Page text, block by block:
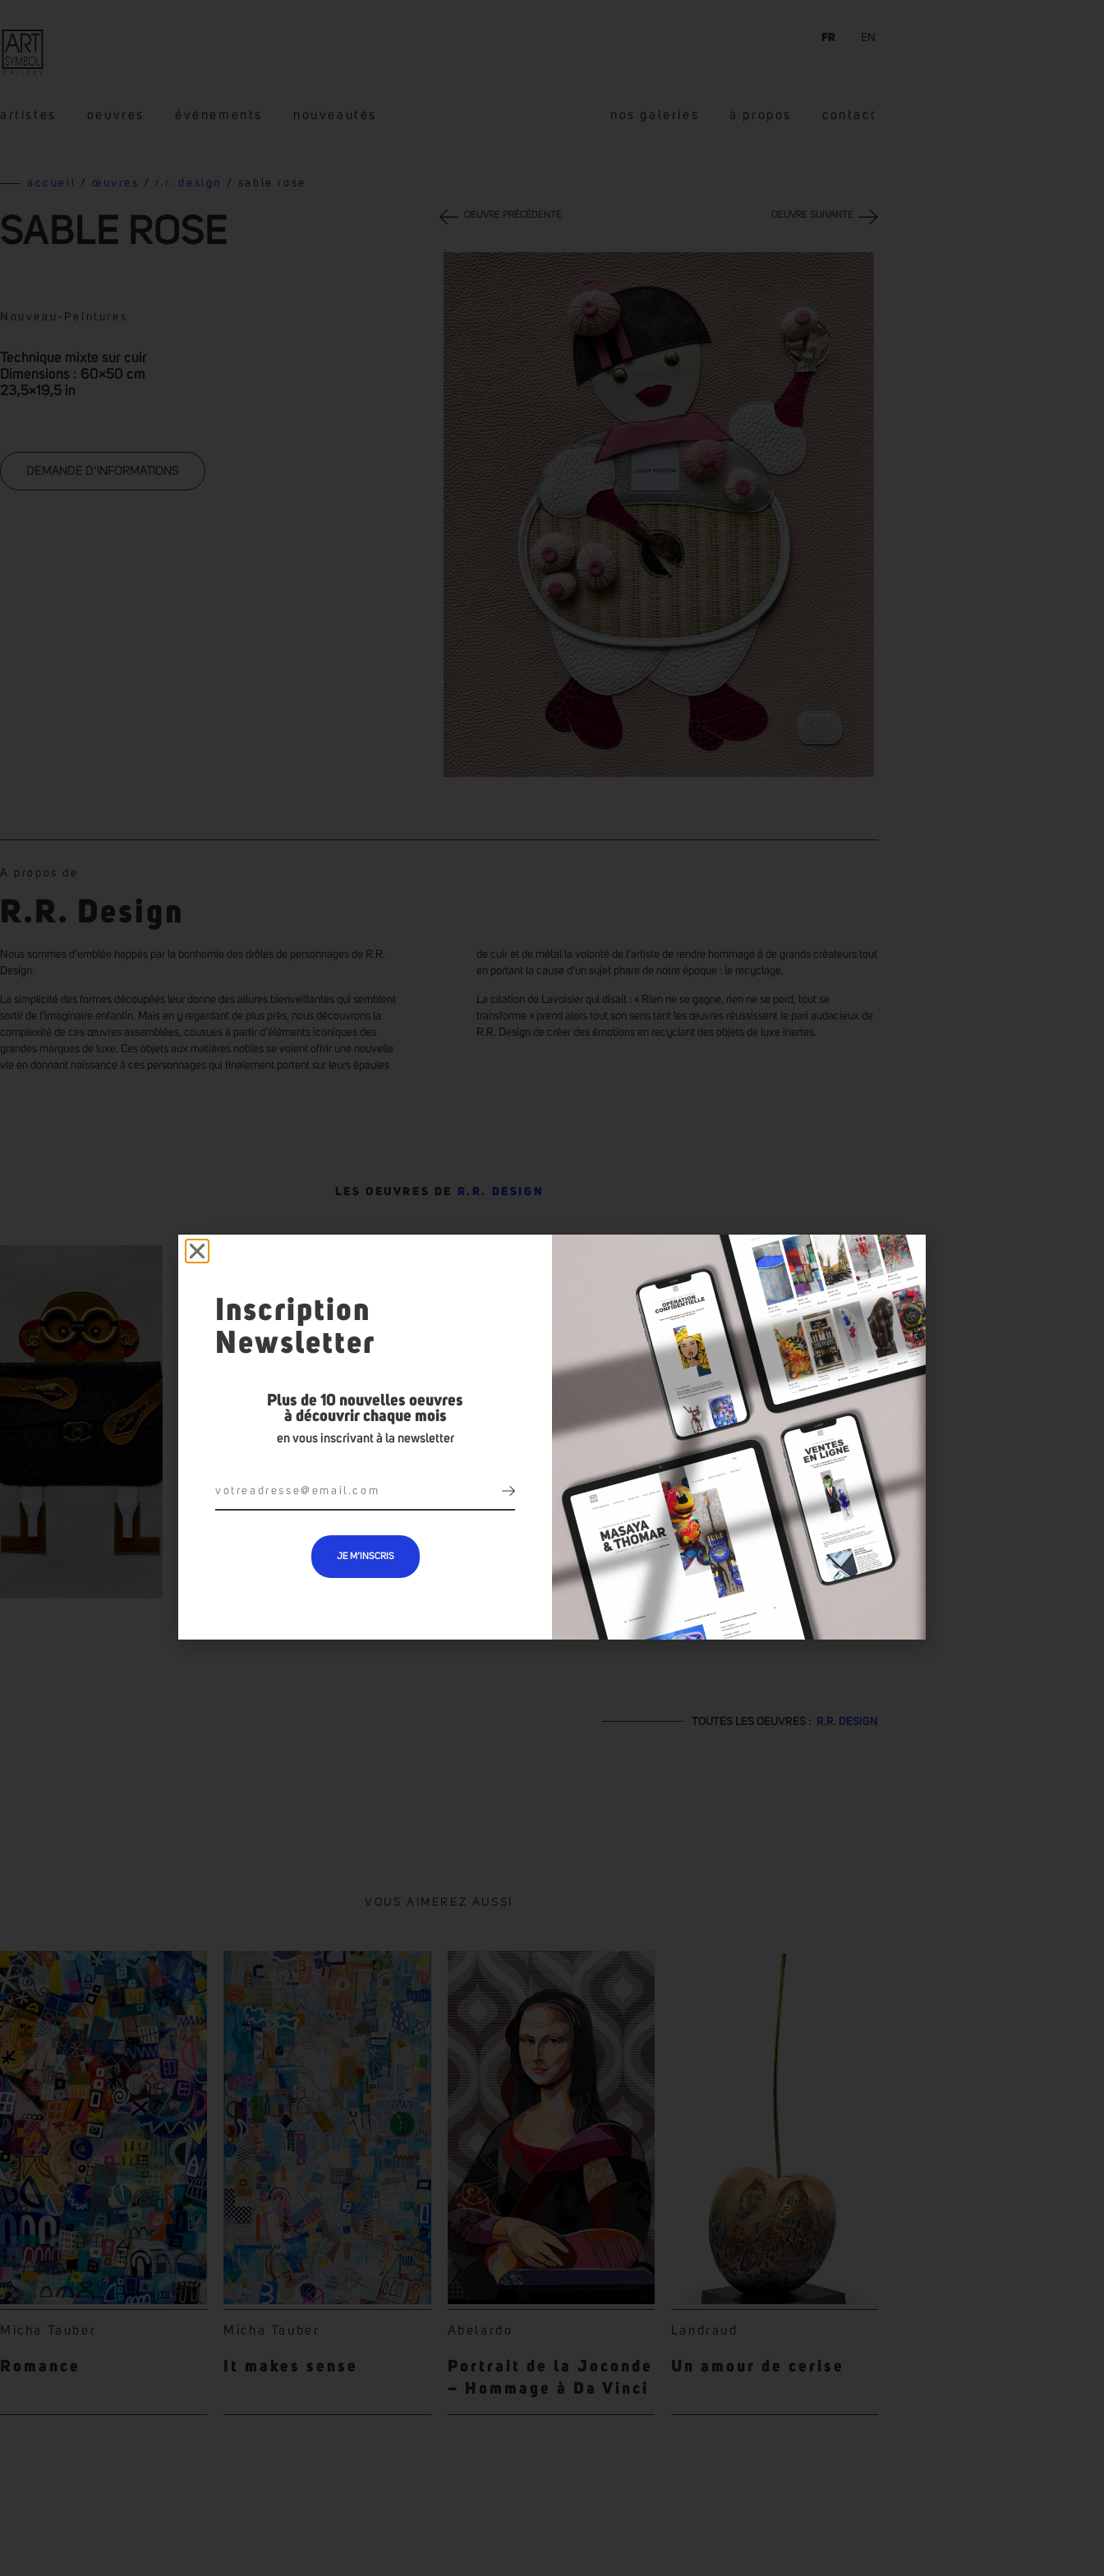
FR EN
artistes oeuvres événements nouveautés nos galeries à propos contact
accueil / œuvres / r.r. design / sable rose
SABLE ROSE
Nouveau - Peintures
Technique mixte sur cuir
Dimensions : 60×50 cm
23,5×19,5 in
DEMANDE D’INFORMATIONS
OEUVRE PRÉCÉDENTE OEUVRE SUIVANTE
A propos de
R.R. Design
Nous sommes d’emblée happés par la bonhomie des drôles de personnages de R.R.
Design.
La simplicité des formes découpées leur donne des allures bienveillantes qui semblent
sortir de l’imaginaire enfantin. Mais en y regardant de plus près, nous découvrons la
complexité de ces œuvres assemblées, cousues à partir d’éléments iconiques des
grandes marques de luxe. Ces objets aux matières nobles se voient offrir une nouvelle
vie en donnant naissance à ces personnages qui finalement portent sur leurs épaules
de cuir et de métal la volonté de l’artiste de rendre hommage à de grands créateurs tout
en portant la cause d’un sujet phare de notre époque : le recyclage.
La citation de Lavoisier qui disait : « Rien ne se gagne, rien ne se perd, tout se
transforme » prend alors tout son sens tant les œuvres réussissent le pari audacieux de
R.R. Design de créer des émotions en recyclant des objets de luxe inertes.
LES OEUVRES DE R.R. DESIGN
TOUTES LES OEUVRES : R.R. DESIGN
VOUS AIMEREZ AUSSI
Micha Tauber
Romance
Micha Tauber
It makes sense
Abelardo
Portrait de la Joconde
– Hommage à Da Vinci
Landraud
Un amour de cerise
Inscription
Newsletter
Plus de 10 nouvelles oeuvres
à découvrir chaque mois
en vous inscrivant à la newsletter
JE M’INSCRIS